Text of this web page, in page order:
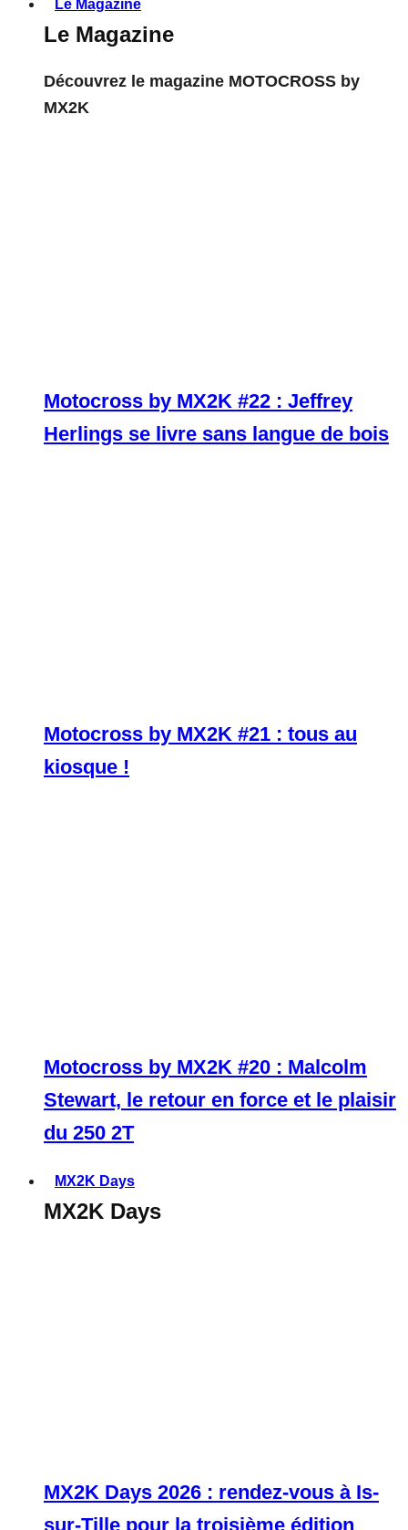
Le Magazine
Le Magazine
Découvrez le magazine MOTOCROSS by
MX2K
Motocross by MX2K #22 : Jeffrey
Herlings se livre sans langue de bois
Motocross by MX2K #21 : tous au
kiosque !
Motocross by MX2K #20 : Malcolm
Stewart, le retour en force et le plaisir
du 250 2T
MX2K Days
MX2K Days
MX2K Days 2026 : rendez-vous à Is-
sur-Tille pour la troisième édition